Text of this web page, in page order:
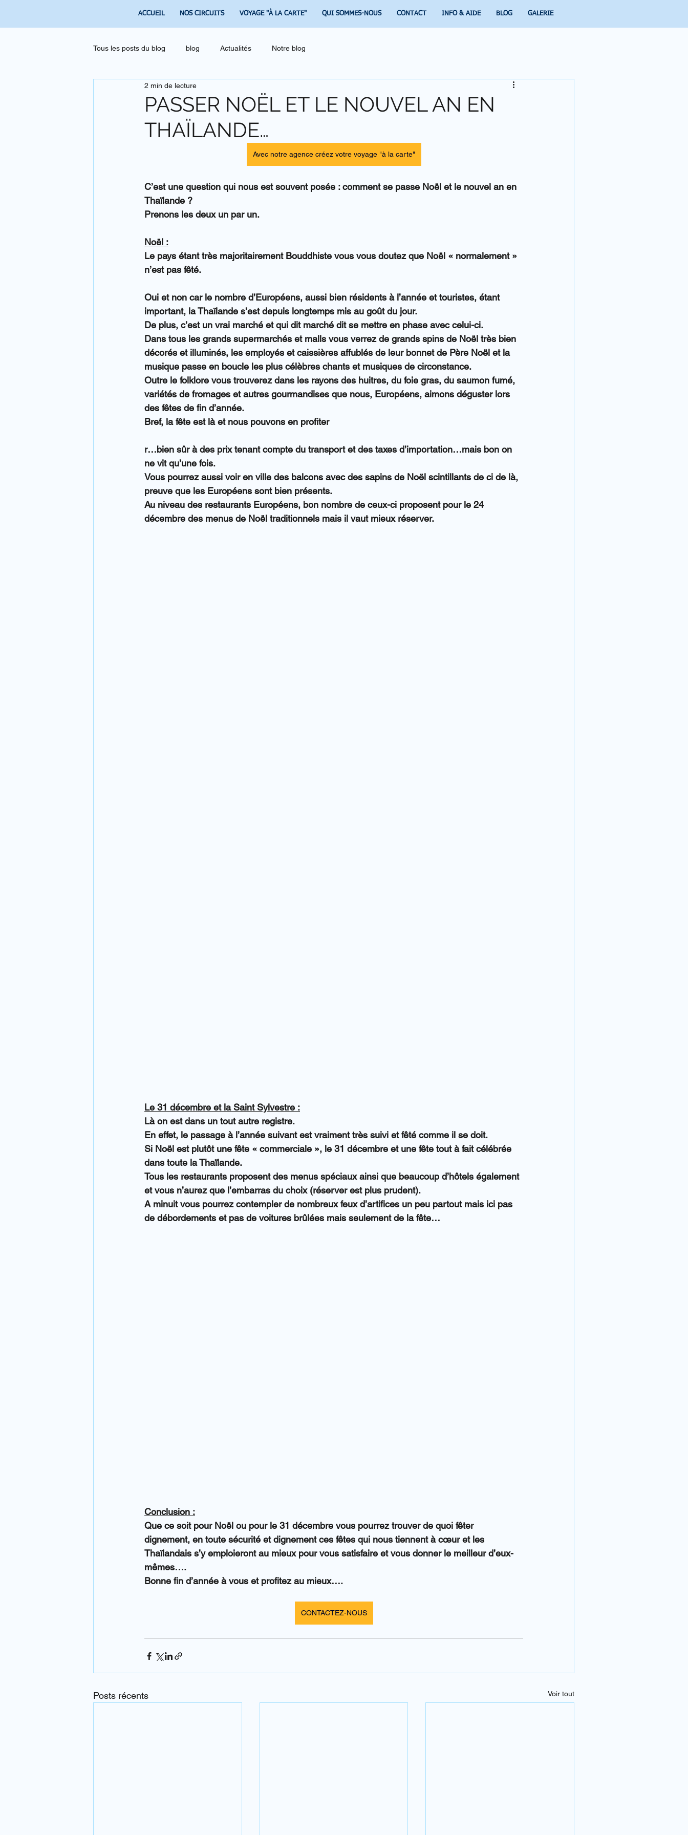
ACCUEIL NOS CIRCUITS VOYAGE "À LA CARTE" QUI SOMMES-NOUS CONTACT INFO & AIDE BLOG GALERIE
Tous les posts du blog blog Actualités Notre blog
PASSER NOËL ET LE NOUVEL AN EN
THAÏLANDE…
2 min de lecture
Avec notre agence créez votre voyage "à la carte"
C’est une question qui nous est souvent posée : comment se passe Noël et le nouvel an en
Thaïlande ?
Prenons les deux un par un.
Noël :
Le pays étant très majoritairement Bouddhiste vous vous doutez que Noël « normalement »
n’est pas fêté.
Oui et non car le nombre d’Européens, aussi bien résidents à l’année et touristes, étant
important, la Thaïlande s’est depuis longtemps mis au goût du jour.
De plus, c’est un vrai marché et qui dit marché dit se mettre en phase avec celui-ci.
Dans tous les grands supermarchés et malls vous verrez de grands spins de Noël très bien
décorés et illuminés, les employés et caissières affublés de leur bonnet de Père Noël et la
musique passe en boucle les plus célèbres chants et musiques de circonstance.
Outre le folklore vous trouverez dans les rayons des huitres, du foie gras, du saumon fumé,
variétés de fromages et autres gourmandises que nous, Européens, aimons déguster lors
des fêtes de fin d’année.
Bref, la fête est là et nous pouvons en profiter
r…bien sûr à des prix tenant compte du transport et des taxes d’importation…mais bon on
ne vit qu’une fois.
Vous pourrez aussi voir en ville des balcons avec des sapins de Noël scintillants de ci de là,
preuve que les Européens sont bien présents.
Au niveau des restaurants Européens, bon nombre de ceux-ci proposent pour le 24
décembre des menus de Noël traditionnels mais il vaut mieux réserver.
Le 31 décembre et la Saint Sylvestre :
Là on est dans un tout autre registre.
En effet, le passage à l’année suivant est vraiment très suivi et fêté comme il se doit.
Si Noël est plutôt une fête « commerciale », le 31 décembre et une fête tout à fait célébrée
dans toute la Thaïlande.
Tous les restaurants proposent des menus spéciaux ainsi que beaucoup d’hôtels également
et vous n’aurez que l’embarras du choix (réserver est plus prudent).
A minuit vous pourrez contempler de nombreux feux d’artifices un peu partout mais ici pas
de débordements et pas de voitures brûlées mais seulement de la fête…
Conclusion :
Que ce soit pour Noël ou pour le 31 décembre vous pourrez trouver de quoi fêter
dignement, en toute sécurité et dignement ces fêtes qui nous tiennent à cœur et les
Thaïlandais s’y emploieront au mieux pour vous satisfaire et vous donner le meilleur d’eux-
mêmes….
Bonne fin d’année à vous et profitez au mieux….
CONTACTEZ-NOUS
Posts récents Voir tout